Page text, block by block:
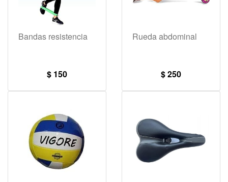
Bandas resistencia
$ 150
Rueda abdominal
$ 250